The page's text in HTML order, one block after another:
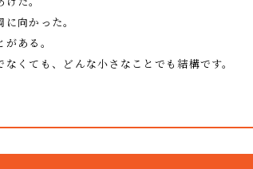
向かった。
ある。
くても、 どんな小さなことでも結構です。